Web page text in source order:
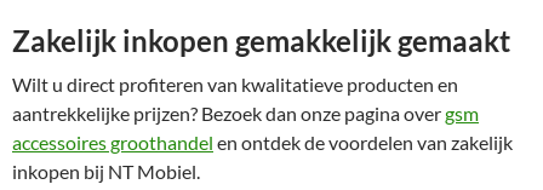
Zakelijk inkopen gemakkelijk gemaakt
Wilt u direct profiteren van kwalitatieve producten en
aantrekkelijke prijzen? Bezoek dan onze pagina overgsm
accessoires groothandel en ontdek de voordelen van zakelijk
inkopen bij NT Mobiel.